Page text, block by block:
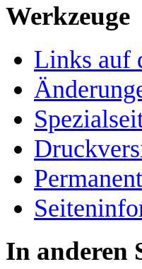
Werkzeuge
Links auf
In anderen